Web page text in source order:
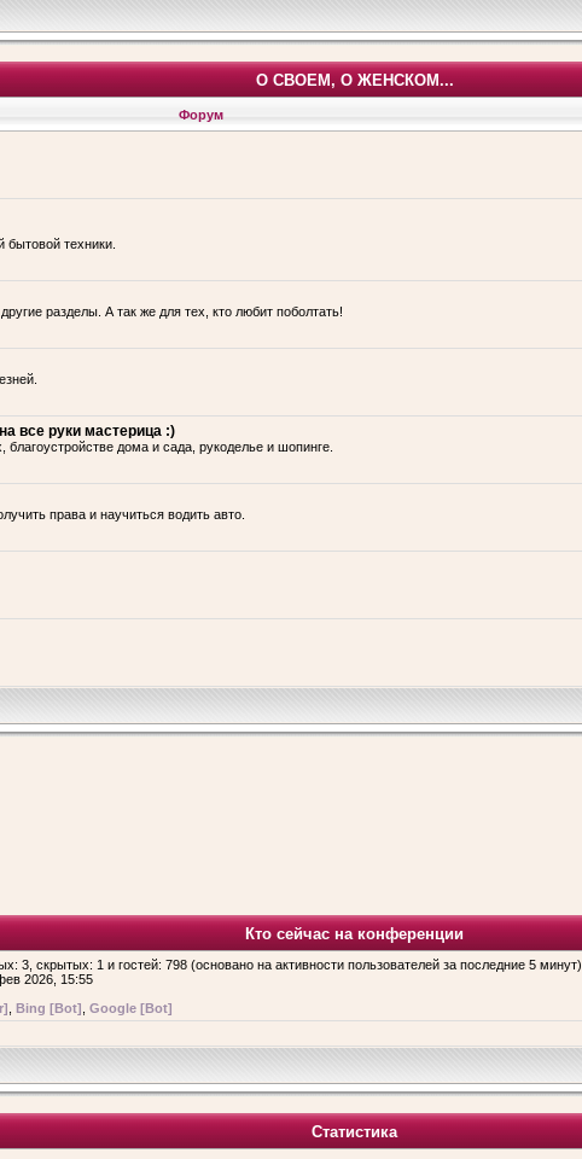
О СВОЕМ, О ЖЕНСКОМ...
Форум
техники.
разделы. А так же для тех, кто любит поболтать!
все руки мастерица :)
дома и сада, рукоделье и шопинге.
права и научиться водить авто.
Кто сейчас на конференции
3, скрытых: 1 и гостей: 798 (основано на активности пользователей за последние 5 минут)
2026, 15:55
Bing [Bot] Google [Bot]
Статистика